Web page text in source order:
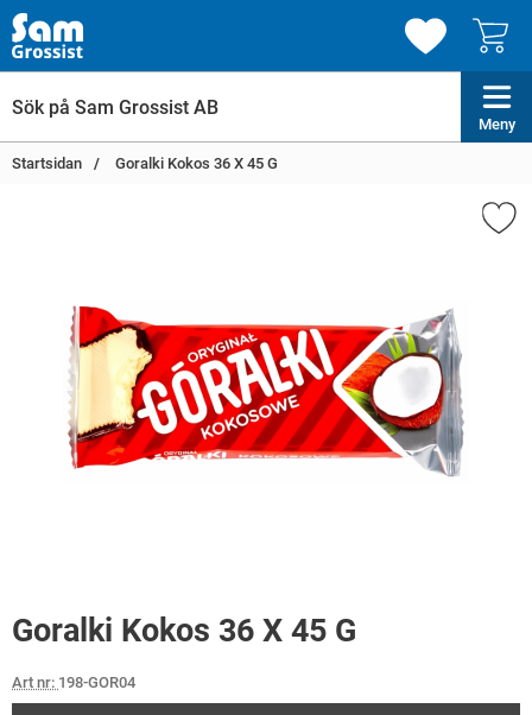
Meny
Startsidan Goralki Kokos 36 X 45 G
Goralki Kokos 36 X 45 G
Art nr: 198-GOR04